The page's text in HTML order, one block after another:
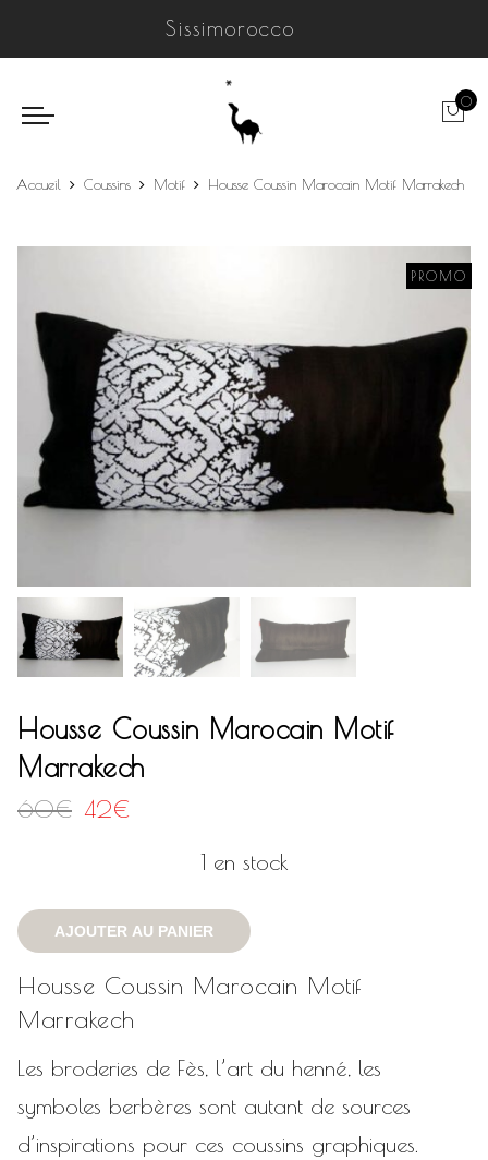
Sissimorocco
0
Accueil Coussins Motif Housse Coussin Marocain Motif Marrakech
PROMO
Housse Coussin Marocain Motif
Marrakech
60€ Le
60€.
42€
42€.
1 en stock
AJOUTER AU PANIER
Housse Coussin Marocain Motif
Marrakech
Les broderies de Fès, l’art du henné, les
symboles berbères sont autant de sources
d’inspirations pour ces coussins graphiques.